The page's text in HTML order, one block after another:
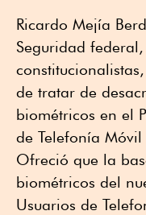
Ricardo Mejía
Seguridad
de tratar de
biométricos en el
de Telefonía Móvil
Ofreció que la
biométricos del
Usuarios de